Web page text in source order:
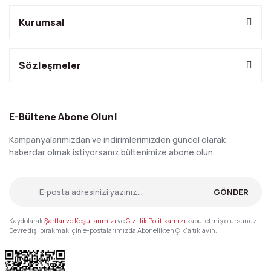
Kurumsal
Sözleşmeler
E-Bültene Abone Olun!
Kampanyalarımızdan ve indirimlerimizden güncel olarak
haberdar olmak istiyorsanız bültenimize abone olun.
GÖNDER
KaydolarakŞartlar ve Koşullarımızı veGizlilik Politikamızı kabul etmiş olursunuz.
Devre dışı bırakmak için e-postalarımızda Abonelikten Çık'a tıklayın.